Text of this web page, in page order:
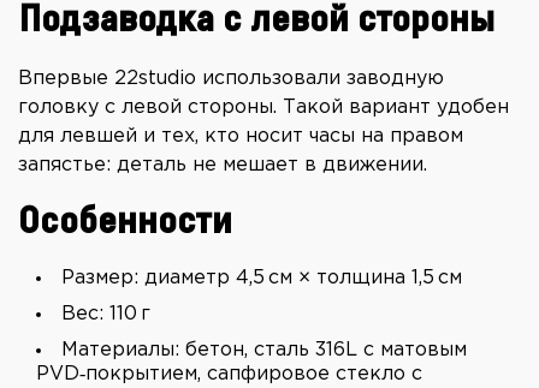
Подзаводка с левой стороны
Впервые 22studio использовали заводную
головку с левой стороны. Такой вариант удобен
для левшей и тех, кто носит часы на правом
запястье: деталь не мешает в движении.
Особенности
Размер: диаметр 4,5 см × толщина 1,5 см
Вес: 110 г
Материалы: бетон, сталь 316L с матовым
PVD‑покрытием, сапфировое стекло с